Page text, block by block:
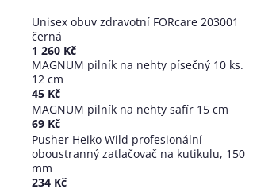
Unisex obuv zdravotní FORcare 203001
černá
1 260 Kč
MAGNUM pilník na nehty písečný 10 ks.
12 cm
45 Kč
MAGNUM pilník na nehty safír 15 cm
69 Kč
Pusher Heiko Wild profesionální
oboustranný zatlačovač na kutikulu, 150
mm
234 Kč